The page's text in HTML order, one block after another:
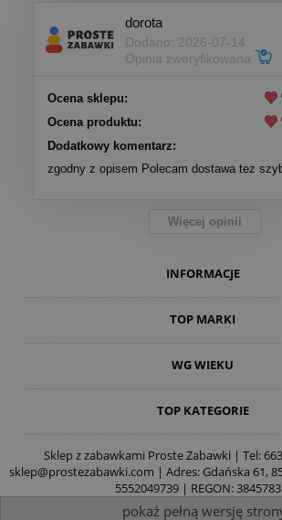
dorota
Dodano: 2026-07-14
Opinia zweryfikowana
Ocena sklepu:
Ocena produktu:
Dodatkowy komentarz:
zgodny z opisem Polecam dostawa tez
Więcej opinii
INFORMACJE
TOP MARKI
WG WIEKU
TOP KATEGORIE
Sklep z zabawkami Proste Zabawki | Tel:
sklep@prostezabawki.com | Adres: Gdańska 61,
5552049739 | REGON:
pokaż pełną wersję